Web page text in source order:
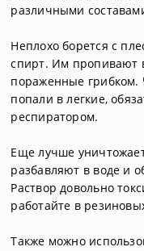
различными
Неплохо борется с
спирт. Им пропивают
пораженные грибком.
попали в легкие,
респиратором.
Еще лучше
разбавляют в воде и
Раствор довольно
работайте в
Также можно